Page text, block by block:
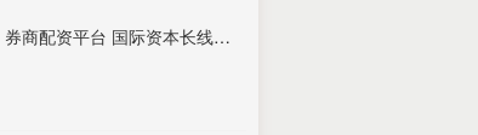
券商配资平台 国际资本长线资金抢占中国基石份额，大举增持中国资产